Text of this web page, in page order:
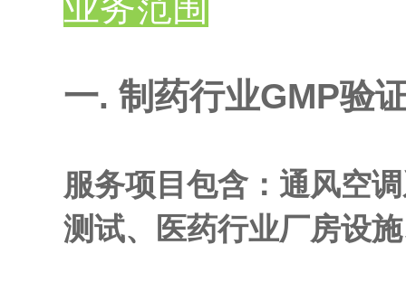
一. 制药行业GMP验
服务项目包含：通风空
测试、医药行业厂房设